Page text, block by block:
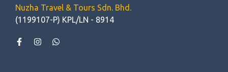
Nuzha Travel & Tours Sdn. Bhd.
(1199107-P) KPL/LN - 8914